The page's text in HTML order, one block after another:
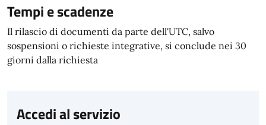
Tempi e scadenze
Il rilascio di documenti da parte dell'UTC, salvo
sospensioni o richieste integrative, si conclude nei 30
giorni dalla richiesta
Accedi al servizio